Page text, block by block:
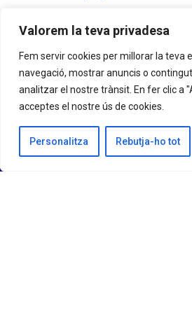
Valorem la teva privadesa
Fem servir cookies per millorar la teva
navegació, mostrar anuncis o
analitzar el nostre trànsit. En fer clic a
acceptes el nostre ús de cookies.
Personalitza Rebutja-ho tot